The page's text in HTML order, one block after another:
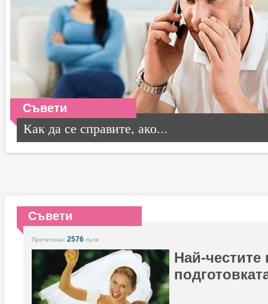
Съвети
Как да се справите, ако...
Съвети
Прочетена: 2576 пъти
Най-